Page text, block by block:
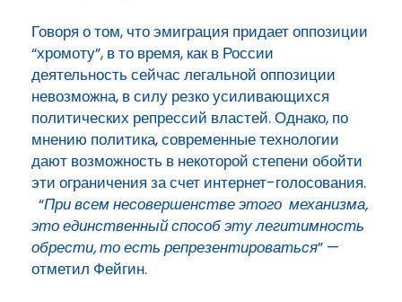
Говоря о том, что эмиграция придает оппозиции
“хромоту”, в то время, как в России
деятельность сейчас легальной оппозиции
невозможна, в силу резко усиливающихся
политических репрессий властей. Однако, по
мнению политика, современные технологии
дают возможность в некоторой степени обойти
эти ограничения за счет интернет-голосования.
“При всем несовершенстве этогомеханизма,
это единственный способ этулегитимность
обрести, то естьрепрезентироваться” —
отметил Фейгин.